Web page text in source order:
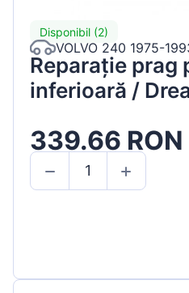
Disponibil (2)
VOLVO 240 1975-
Reparație prag
inferioară /
339.66 RON